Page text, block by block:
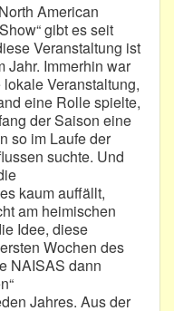
American
gibt es seit
Veranstaltung ist
Jahr. Immerhin war
Veranstaltung,
eine Rolle spielte,
der Saison eine
so im Laufe der
suchte. Und
kaum auffällt,
am heimischen
Idee, diese
Wochen des
NAISAS dann
Jahres. Aus der